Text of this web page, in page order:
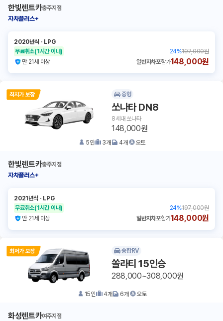
한빛렌트카충주지점
자차플러스+
2020년식 ㆍ LPG
무료취소(1시간 이내) 24%197,000원
만 21세 이상
일반자차포함가148,000원
중형
쏘나타 DN8
8세대 쏘나타
148,000원
5인 3개 4개 오토
한빛렌트카충주지점
자차플러스+
2021년식 ㆍ LPG
무료취소(1시간 이내) 24%197,000원
만 21세 이상
일반자차포함가148,000원
승합RV
쏠라티 15인승
288,000~308,000원
15인 4개 6개 오토
화성렌트카여주지점